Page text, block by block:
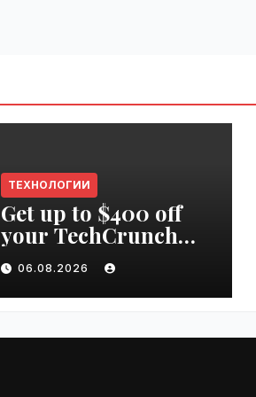
ТЕХНОЛОГИИ
Get up to $400 off
your TechCrunch
Disrupt 2026 pass
until Friday |
VseTime.ru
06.08.2026